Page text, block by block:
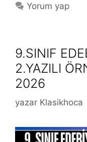
Yorum yap
9.SINIF
2.YAZILI
2026
yazar Klasikhoca